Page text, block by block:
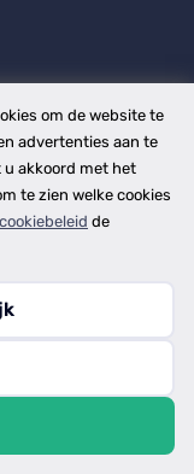
om de website te
advertenties aan te
u akkoord met het
te zien welke cookies
cookiebeleid de